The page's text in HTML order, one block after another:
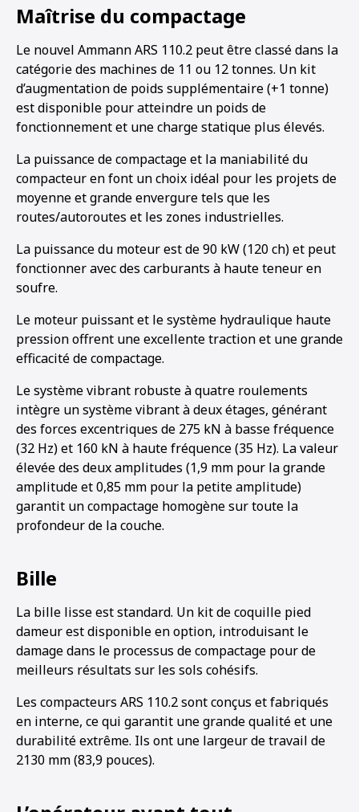
Maîtrise du compactage
Le nouvel Ammann ARS 110.2 peut être classé dans la
catégorie des machines de 11 ou 12 tonnes. Un kit
d’augmentation de poids supplémentaire (+1 tonne)
est disponible pour atteindre un poids de
fonctionnement et une charge statique plus élevés.
La puissance de compactage et la maniabilité du
compacteur en font un choix idéal pour les projets de
moyenne et grande envergure tels que les
routes/autoroutes et les zones industrielles.
La puissance du moteur est de 90 kW (120 ch) et peut
fonctionner avec des carburants à haute teneur en
soufre.
Le moteur puissant et le système hydraulique haute
pression offrent une excellente traction et une grande
efficacité de compactage.
Le système vibrant robuste à quatre roulements
intègre un système vibrant à deux étages, générant
des forces excentriques de 275 kN à basse fréquence
(32 Hz) et 160 kN à haute fréquence (35 Hz). La valeur
élevée des deux amplitudes (1,9 mm pour la grande
amplitude et 0,85 mm pour la petite amplitude)
garantit un compactage homogène sur toute la
profondeur de la couche.
Bille
La bille lisse est standard. Un kit de coquille pied
dameur est disponible en option, introduisant le
damage dans le processus de compactage pour de
meilleurs résultats sur les sols cohésifs.
Les compacteurs ARS 110.2 sont conçus et fabriqués
en interne, ce qui garantit une grande qualité et une
durabilité extrême. Ils ont une largeur de travail de
2130 mm (83,9 pouces).